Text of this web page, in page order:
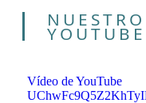
YOUTUBE
Vídeo de YouTube